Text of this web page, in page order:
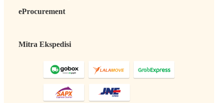
eProcurement
Mitra Ekspedisi